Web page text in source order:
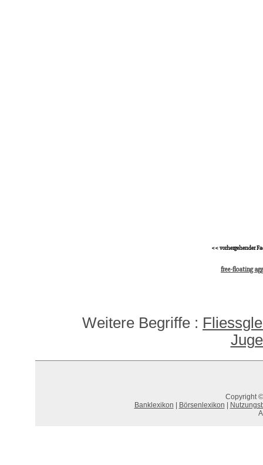
<< vorhergehender
free-floating
Weitere Begriffe :
Copyright
Banklexikon
Börsenlexikon